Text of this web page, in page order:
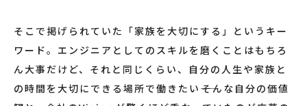
そこで掲げられていた「家族を大切にする」というキー
ワード。エンジニアとしてのスキルを磨くことはもちろ
ん大事だけど、それと同じくらい、自分の人生や家族と
の時間を大切にできる場所で働きたい――そんな自分の価値